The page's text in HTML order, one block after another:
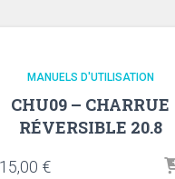
MANUELS D'UTILISATION
CHU09 – CHARRUE
RÉVERSIBLE 20.8
15,00 €